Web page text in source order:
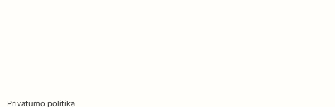
Privatumo politika